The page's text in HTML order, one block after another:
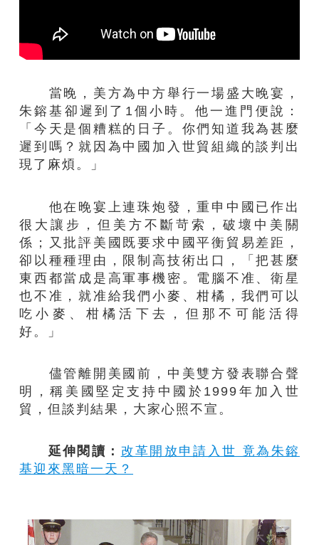
當晚，美方為中方舉行一場盛大晚宴，
朱鎔基卻遲到了1個小時。他一進門便說：
「今天是個糟糕的日子。你們知道我為甚麼
遲到嗎？就因為中國加入世貿組織的談判出
現了麻煩。」
他在晚宴上連珠炮發，重申中國已作出
很大讓步，但美方不斷苛索，破壞中美關
係；又批評美國既要求中國平衡貿易差距，
卻以種種理由，限制高技術出口，「把甚麼
東西都當成是高軍事機密。電腦不准、衛星
也不准，就准給我們小麥、柑橘，我們可以
吃小麥、柑橘活下去，但那不可能活得
好。」
儘管離開美國前，中美雙方發表聯合聲
明，稱美國堅定支持中國於1999年加入世
貿，但談判結果，大家心照不宣。
延伸閱讀： 改革開放申請入世 竟為朱鎔
基迎來黑暗一天？